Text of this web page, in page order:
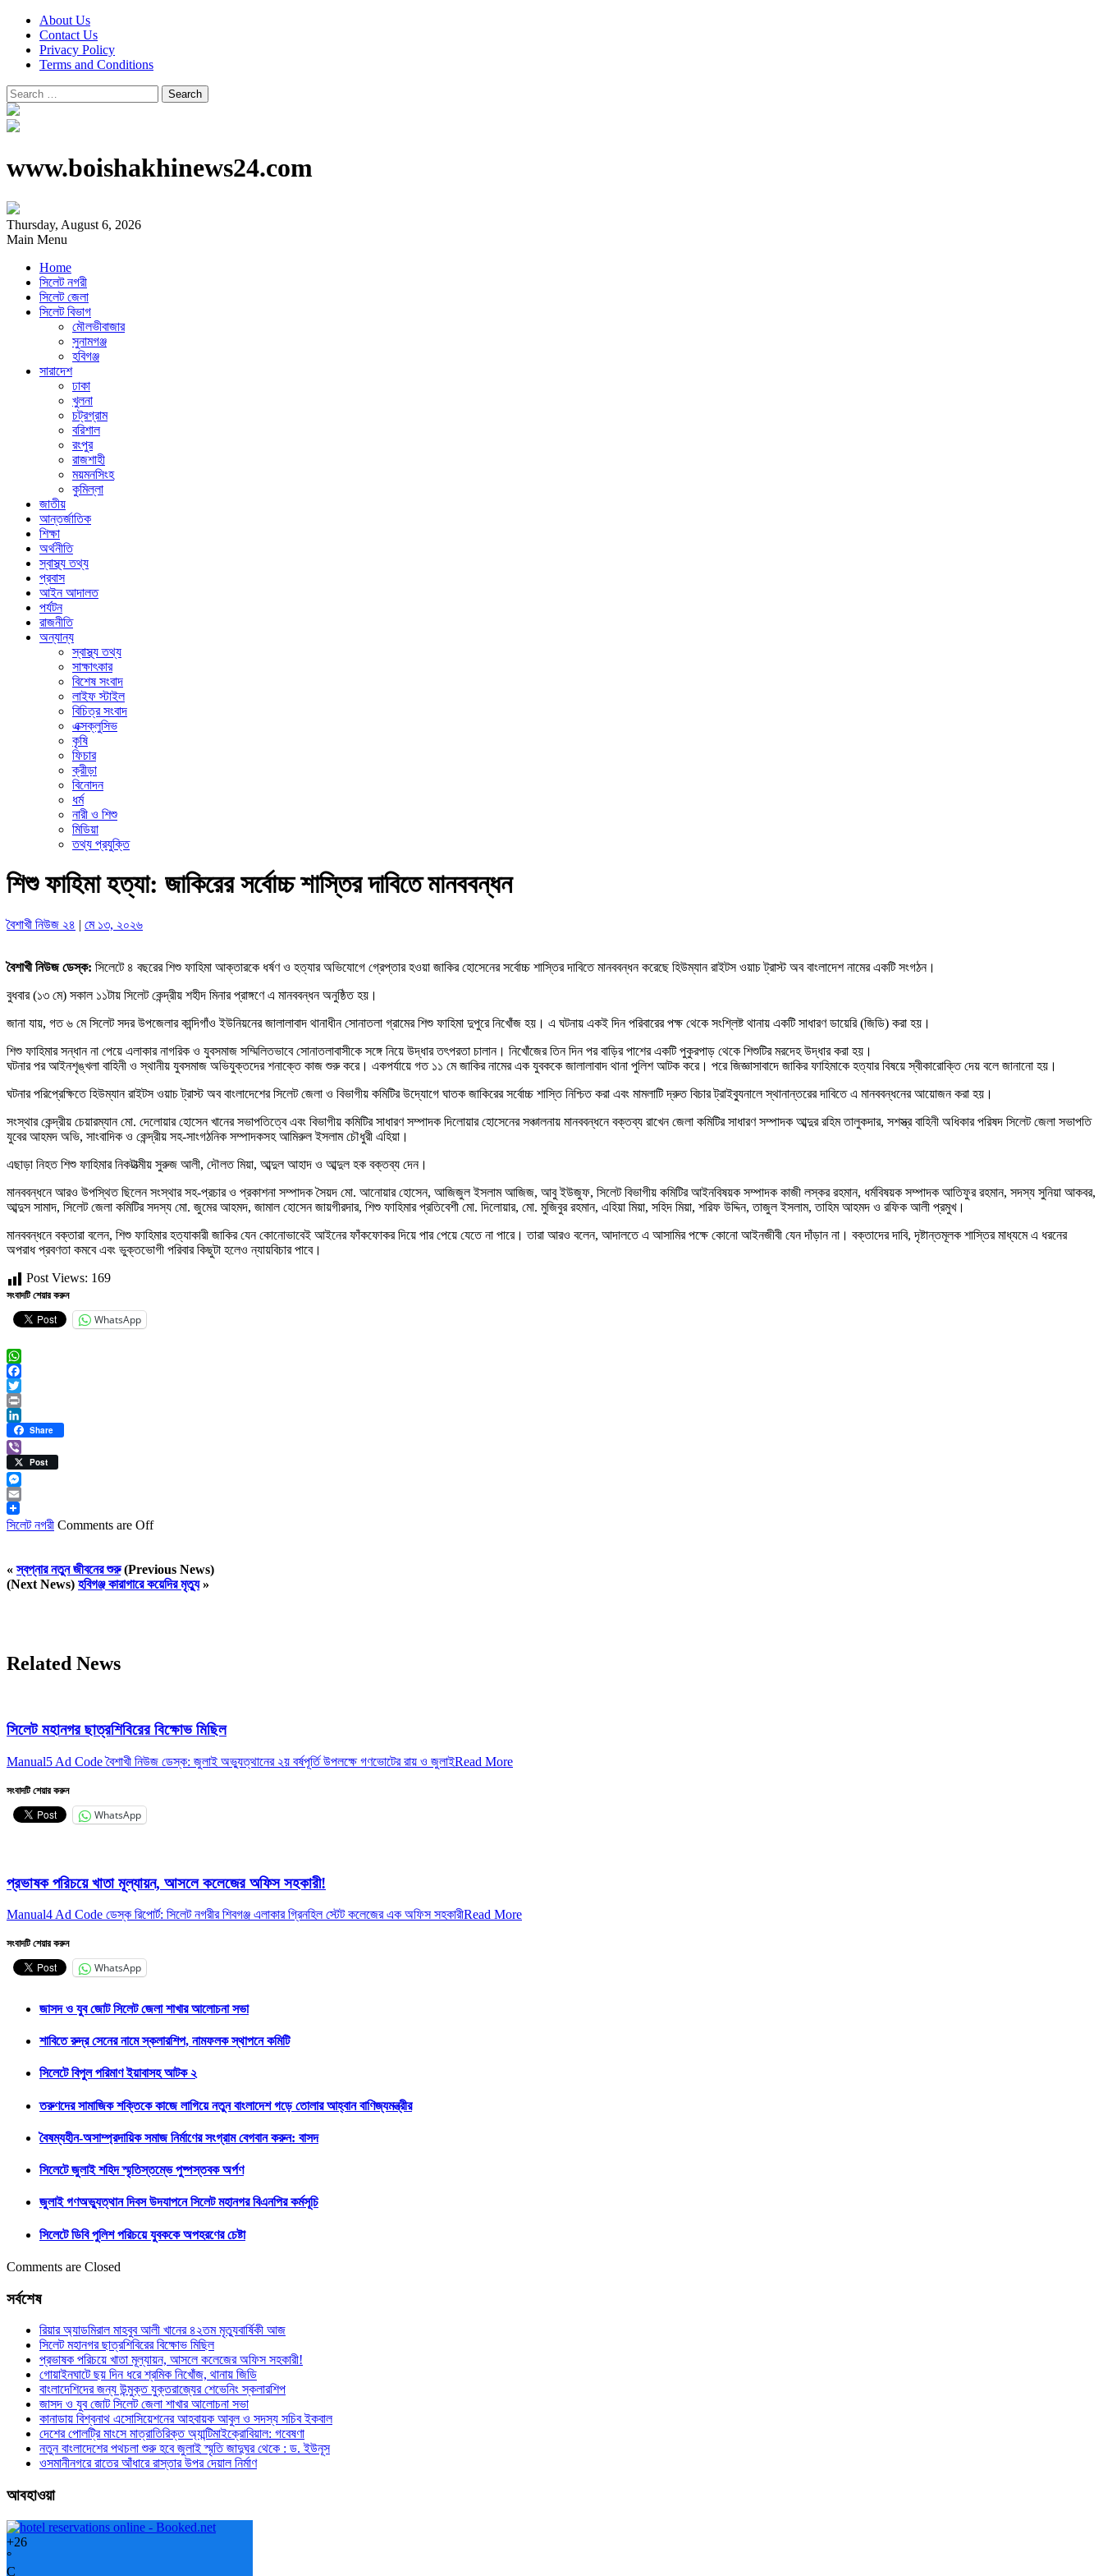
About Us
Contact Us
Privacy Policy
Terms and Conditions
Search
for:
www.boishakhinews24.com
Thursday, August 6, 2026
Main Menu
Home
সিলেট নগরী
সিলেট জেলা
সিলেট বিভাগ
মৌলভীবাজার
সুনামগঞ্জ
হবিগঞ্জ
সারাদেশ
ঢাকা
খুলনা
চট্রগ্রাম
বরিশাল
রংপুর
রাজশাহী
ময়মনসিংহ
কুমিল্লা
জাতীয়
আন্তর্জাতিক
শিক্ষা
অর্থনীতি
স্বাস্থ্য তথ্য
প্রবাস
আইন আদালত
পর্যটন
রাজনীতি
অন্যান্য
স্বাস্থ্য তথ্য
সাক্ষাৎকার
বিশেষ সংবাদ
লাইফ স্টাইল
বিচিত্র সংবাদ
এক্সক্লুসিভ
কৃষি
ফিচার
ক্রীড়া
বিনোদন
ধর্ম
নারী ও শিশু
মিডিয়া
তথ্য প্রযুক্তি
শিশু ফাহিমা হত্যা: জাকিরের সর্বোচ্চ শাস্তির দাবিতে মানববন্ধন
বৈশাখী নিউজ ২৪ | মে ১৩, ২০২৬
বৈশাখী নিউজ ডেস্ক: সিলেটে ৪ বছরের শিশু ফাহিমা আক্তারকে ধর্ষণ ও হত্যার অভিযোগে গ্রেপ্তার হওয়া জাকির হোসেনের সর্বোচ্চ শাস্তির দাবিতে মানববন্ধন করেছে হিউম্যান রাইটস ওয়াচ ট্রাস্ট অব বাংলাদেশ নামের একটি সংগঠন।
‎বুধবার (১৩ মে) সকাল ১১টায় সিলেট কেন্দ্রীয় শহীদ মিনার প্রাঙ্গণে এ মানববন্ধন অনুষ্ঠিত হয়।
‎জানা যায়, গত ৬ মে সিলেট সদর উপজেলার কান্দিগাঁও ইউনিয়নের জালালাবাদ থানাধীন সোনাতলা গ্রামের শিশু ফাহিমা দুপুরে নিখোঁজ হয়। এ ঘটনায় একই দিন পরিবারের পক্ষ থেকে সংশ্লিষ্ট থানায় একটি সাধারণ ডায়েরি (জিডি) করা হয়।
‎শিশু ফাহিমার সন্ধান না পেয়ে এলাকার নাগরিক ও যুবসমাজ সম্মিলিতভাবে সোনাতলাবাসীকে সঙ্গে নিয়ে উদ্ধার তৎপরতা চালান। নিখোঁজের তিন দিন পর বাড়ির পাশের একটি পুকুরপাড় থেকে শিশুটির মরদেহ উদ্ধার করা হয়।
‎ঘটনার পর আইনশৃঙ্খলা বাহিনী ও স্থানীয় যুবসমাজ অভিযুক্তদের শনাক্তে কাজ শুরু করে। একপর্যায়ে গত ১১ মে জাকির নামের এক যুবককে জালালাবাদ থানা পুলিশ আটক করে। পরে জিজ্ঞাসাবাদে জাকির ফাহিমাকে হত্যার বিষয়ে স্বীকারোক্তি দেয় বলে জানানো হয়।
‎ঘটনার পরিপ্রেক্ষিতে হিউম্যান রাইটস ওয়াচ ট্রাস্ট অব বাংলাদেশের সিলেট জেলা ও বিভাগীয় কমিটির উদ্যোগে ঘাতক জাকিরের সর্বোচ্চ শাস্তি নিশ্চিত করা এবং মামলাটি দ্রুত বিচার ট্রাইব্যুনালে স্থানান্তরের দাবিতে এ মানববন্ধনের আয়োজন করা হয়।
‎সংস্থার কেন্দ্রীয় চেয়ারম্যান মো. দেলোয়ার হোসেন খানের সভাপতিত্বে এবং বিভাগীয় কমিটির সাধারণ সম্পাদক দিলোয়ার হোসেনের সঞ্চালনায় মানববন্ধনে বক্তব্য রাখেন জেলা কমিটির সাধারণ সম্পাদক আব্দুর রহিম তালুকদার, সশস্ত্র বাহিনী অধিকার পরিষদ সিলেট জেলা সভাপতি
যুবের আহমদ অভি, সাংবাদিক ও কেন্দ্রীয় সহ-সাংগঠনিক সম্পাদকসহ আমিরুল ইসলাম চৌধুরী এহিয়া।
‎এছাড়া নিহত শিশু ফাহিমার নিকটাত্মীয় সুরুজ আলী, দৌলত মিয়া, আব্দুল আহাদ ও আব্দুল হক বক্তব্য দেন।
‎মানববন্ধনে আরও উপস্থিত ছিলেন সংস্থার সহ-প্রচার ও প্রকাশনা সম্পাদক সৈয়দ মো. আনোয়ার হোসেন, আজিজুল ইসলাম আজিজ, আবু ইউজুফ, সিলেট বিভাগীয় কমিটির আইনবিষয়ক সম্পাদক কাজী লস্কর রহমান, ধর্মবিষয়ক সম্পাদক আতিফুর রহমান, সদস্য সুনিয়া আকবর,
আব্দুস সামাদ, সিলেট জেলা কমিটির সদস্য মো. জুমের আহমদ, জামাল হোসেন জায়গীরদার, শিশু ফাহিমার প্রতিবেশী মো. দিলোয়ার, মো. মুজিবুর রহমান, এহিয়া মিয়া, সহিদ মিয়া, শরিফ উদ্দিন, তাজুল ইসলাম, তাহিম আহমদ ও রফিক আলী প্রমুখ।
‎মানববন্ধনে বক্তারা বলেন, শিশু ফাহিমার হত্যাকারী জাকির যেন কোনোভাবেই আইনের ফাঁকফোকর দিয়ে পার পেয়ে যেতে না পারে। তারা আরও বলেন, আদালতে এ আসামির পক্ষে কোনো আইনজীবী যেন দাঁড়ান না। বক্তাদের দাবি, দৃষ্টান্তমূলক শাস্তির মাধ্যমে এ ধরনের
অপরাধ প্রবণতা কমবে এবং ভুক্তভোগী পরিবার কিছুটা হলেও ন্যায়বিচার পাবে।
Post Views: 169
সংবাদটি শেয়ার করুন
WhatsApp
WhatsApp
Facebook
Twitter
Print
LinkedIn
Share
ViberPost
Messenger
Email
সিলেট নগরী Comments are Off
«স্বপ্নার নতুন জীবনের শুরু(Previous News)
(Next News) হবিগঞ্জ কারাগারে কয়েদির মৃত্যু»
Related News
সিলেট মহানগর ছাত্রশিবিরের বিক্ষোভ মিছিল
Manual5 Ad Code বৈশাখী নিউজ ডেস্ক: জুলাই অভ্যুত্থানের ২য় বর্ষপূর্তি উপলক্ষে গণভোটের রায় ও জুলাইRead More
সংবাদটি শেয়ার করুন
WhatsApp
প্রভাষক পরিচয়ে খাতা মূল্যায়ন, আসলে কলেজের অফিস সহকারী!
Manual4 Ad Code ডেস্ক রিপোর্ট: সিলেট নগরীর শিবগঞ্জ এলাকার গ্রিনহিল স্টেট কলেজের এক অফিস সহকারীRead More
সংবাদটি শেয়ার করুন
WhatsApp
জাসদ ও যুব জোট সিলেট জেলা শাখার আলোচনা সভা
শাবিতে রুদ্র সেনের নামে স্কলারশিপ, নামফলক স্থাপনে কমিটি
সিলেটে বিপুল পরিমাণ ইয়াবাসহ আটক ২
তরুণদের সামাজিক শক্তিকে কাজে লাগিয়ে নতুন বাংলাদেশ গড়ে তোলার আহ্বান বাণিজ্যমন্ত্রীর
বৈষম্যহীন-অসাম্প্রদায়িক সমাজ নির্মাণের সংগ্রাম বেগবান করুন: বাসদ
সিলেটে জুলাই শহিদ স্মৃতিস্তম্ভে পুষ্পস্তবক অর্পণ
জুলাই গণঅভ্যুত্থান দিবস উদযাপনে সিলেট মহানগর বিএনপির কর্মসূচি
সিলেটে ডিবি পুলিশ পরিচয়ে যুবককে অপহরণের চেষ্টা
Comments are Closed
সর্বশেষ
রিয়ার অ্যাডমিরাল মাহবুব আলী খানের ৪২তম মৃত্যুবার্ষিকী আজ
সিলেট মহানগর ছাত্রশিবিরের বিক্ষোভ মিছিল
প্রভাষক পরিচয়ে খাতা মূল্যায়ন, আসলে কলেজের অফিস সহকারী!
গোয়াইনঘাটে ছয় দিন ধরে শ্রমিক নিখোঁজ, থানায় জিডি
বাংলাদেশিদের জন্য উন্মুক্ত যুক্তরাজ্যের শেভেনিং স্কলারশিপ
জাসদ ও যুব জোট সিলেট জেলা শাখার আলোচনা সভা
কানাডায় বিশ্বনাথ এসোসিয়েশনের আহবায়ক আবুল ও সদস্য সচিব ইকবাল
দেশের পোলট্রি মাংসে মাত্রাতিরিক্ত অ্যান্টিমাইক্রোবিয়াল: গবেষণা
নতুন বাংলাদেশের পথচলা শুরু হবে জুলাই স্মৃতি জাদুঘর থেকে : ড. ইউনূস
ওসমানীনগরে রাতের আঁধারে রাস্তার উপর দেয়াল নির্মাণ
আবহাওয়া
+26
°
C